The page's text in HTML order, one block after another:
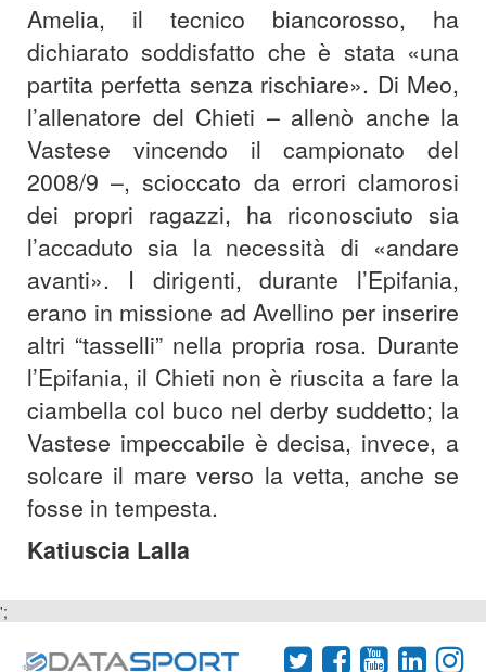
Amelia, il tecnico biancorosso, ha
dichiarato soddisfatto che è stata «una
partita perfetta senza rischiare». Di Meo,
l’allenatore del Chieti – allenò anche la
Vastese vincendo il campionato del
2008/9 –, scioccato da errori clamorosi
dei propri ragazzi, ha riconosciuto sia
l’accaduto sia la necessità di «andare
avanti». I dirigenti, durante l’Epifania,
erano in missione ad Avellino per inserire
altri “tasselli” nella propria rosa. Durante
l’Epifania, il Chieti non è riuscita a fare la
ciambella col buco nel derby suddetto; la
Vastese impeccabile è decisa, invece, a
solcare il mare verso la vetta, anche se
fosse in tempesta.
Katiuscia Lalla
';